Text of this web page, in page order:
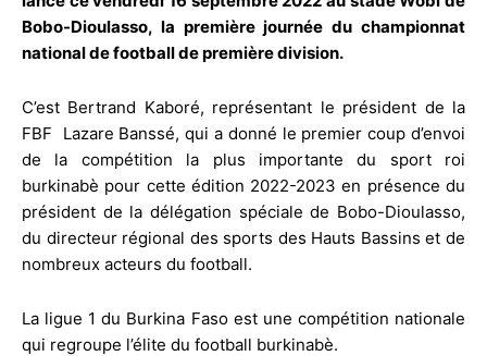
Bobo-Dioulasso, la première journée du championnat
national de football de première division.
C’est Bertrand Kaboré, représentant le président de la
FBF Lazare Banssé, qui a donné le premier coup d’envoi
de la compétition la plus importante du sport roi
burkinabè pour cette édition 2022-2023 en présence du
président de la délégation spéciale de Bobo-Dioulasso,
du directeur régional des sports des Hauts Bassins et de
nombreux acteurs du football.
La ligue 1 du Burkina Faso est une compétition nationale
qui regroupe l’élite du football burkinabè.